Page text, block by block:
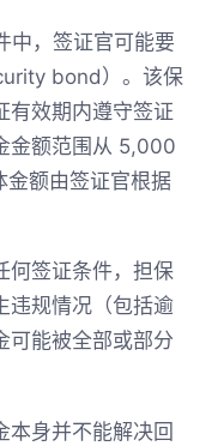
中，签证官可能要
bond）。该保
有效期内遵守签证
金额范围从 5,000
额由签证官根据
何签证条件，担保
违规情况（包括逾
可能被全部或部分
本身并不能解决回